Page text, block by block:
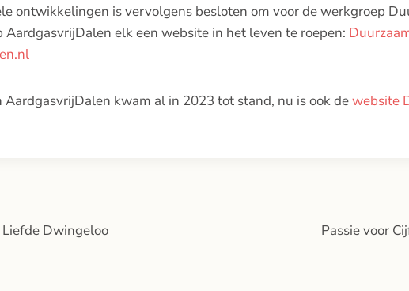
ontwikkelingen is vervolgens besloten om voor de werkgroep
AardgasvrijDalen elk een website in het leven te roepen:
AardgasvrijDalen kwam al in 2023 tot stand, nu is ook dewebsite
Dwingeloo Passie voor